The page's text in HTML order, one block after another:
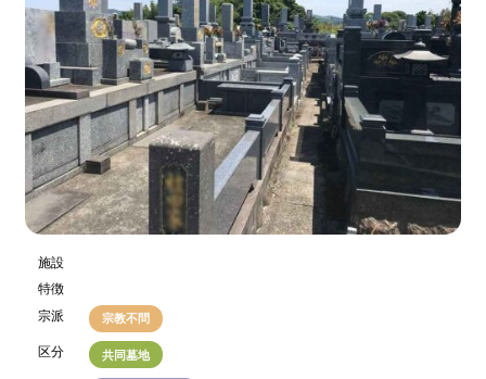
施設
特徴
宗派
宗教不問
区分 共同墓地